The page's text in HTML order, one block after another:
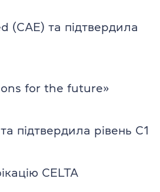
(CAE) та підтвердила
for the future»
підтвердила рівень C1
CELTA